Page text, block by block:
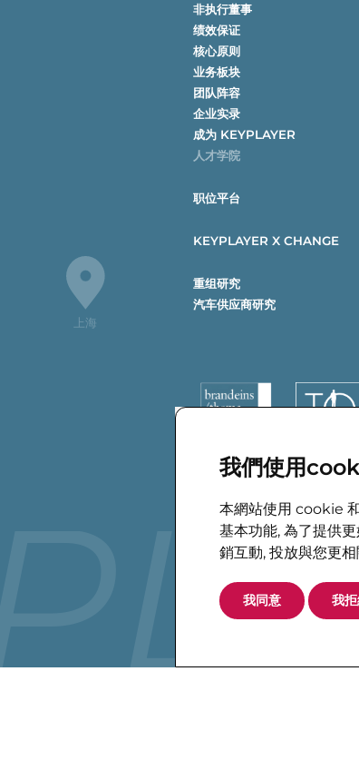
我們使用
本網站使用 cookie
基本功能, 為了提供
銷互動, 投放與您更
我同意 我
上海
非执行董事
绩效保证
核心原则
业务板块
团队阵容
企业实录
成为 KEYPLAYER
人才学院
职位平台
KEYPLAYER X CHANGE
重组研究
汽车供应商研究